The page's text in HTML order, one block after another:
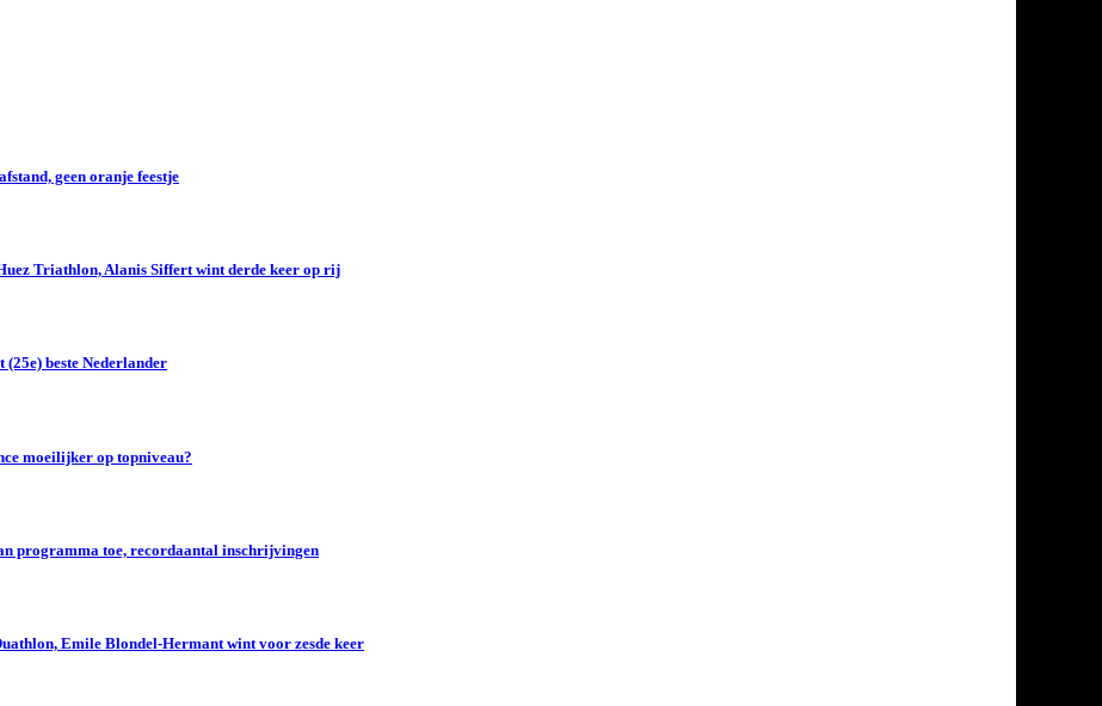
geen oranje feestje
Triathlon, Alanis Siffert wint derde keer op rij
beste Nederlander
moeilijker op topniveau?
programma toe, recordaantal inschrijvingen
Emile Blondel-Hermant wint voor zesde keer